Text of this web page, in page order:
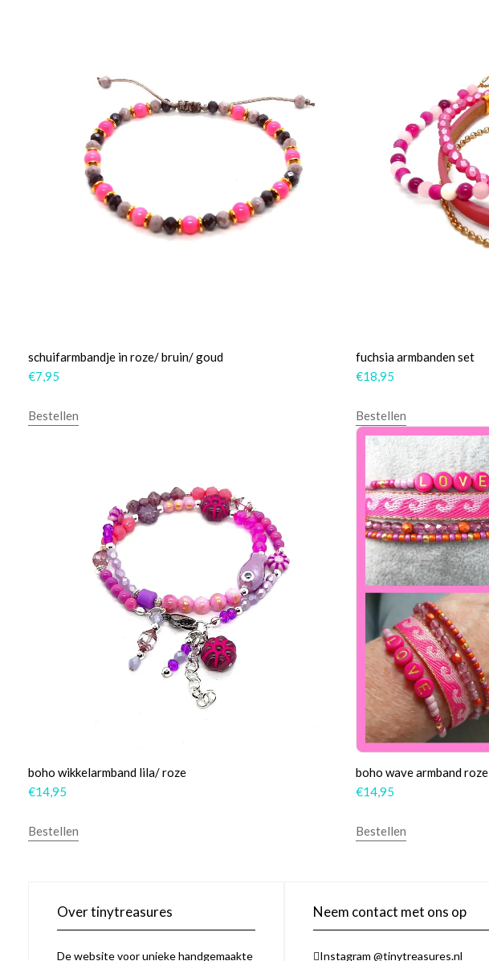
schuifarmbandje in roze/ bruin/ goud
€7,95
Bestellen
fuchsia armbanden set
€18,95
Bestellen
boho wikkelarmband lila/ roze
€14,95
Bestellen
boho wave armband roze
€14,95
Bestellen
Over tinytreasures
De website voor unieke handgemaakte
Neem contact met ons op
Instagram @tinytreasures.nl